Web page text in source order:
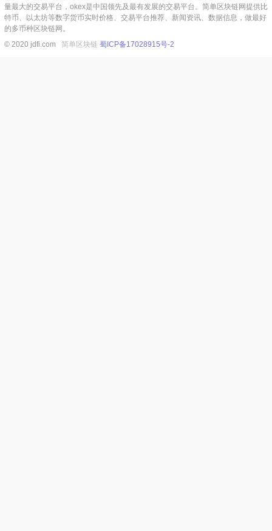
量最大的交易平台，okex是中国领先及最有发展的交易平台。简单区块链网提供比
特币、以太坊等数字货币实时价格、交易平台推荐、新闻资讯、数据信息，做最好
的多币种区块链网。
© 2020 jdfi.com 简单区块链 蜀ICP备17028915号-2